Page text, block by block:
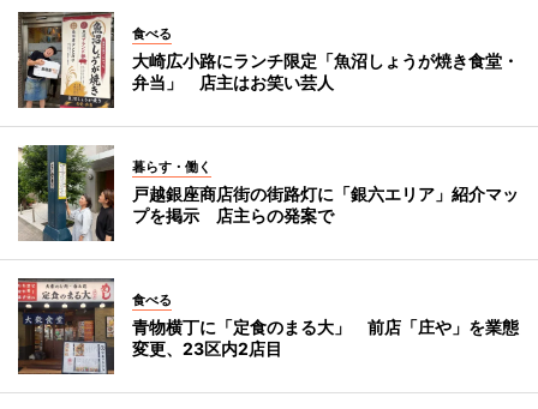
食べる
大崎広小路にランチ限定「魚沼しょうが焼き食堂・
弁当」 店主はお笑い芸人
暮らす・働く
戸越銀座商店街の街路灯に「銀六エリア」紹介マッ
プを掲示 店主らの発案で
食べる
青物横丁に「定食のまる大」 前店「庄や」を業態
変更、23区内2店目